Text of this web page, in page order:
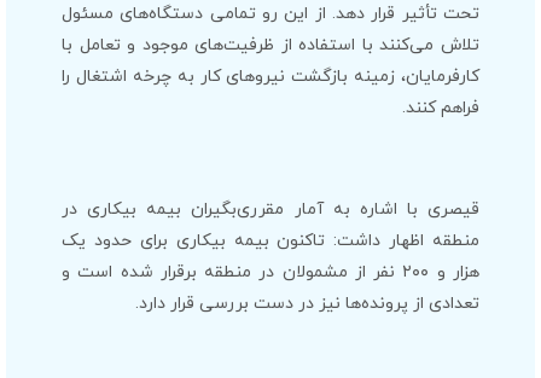
تحت تأثیر قرار دهد. از این رو تمامی دستگاه‌های مسئول
تلاش می‌کنند با استفاده از ظرفیت‌های موجود و تعامل با
کارفرمایان، زمینه بازگشت نیروهای کار به چرخه اشتغال را
فراهم کنند.
قیصری با اشاره به آمار مقرری‌بگیران بیمه بیکاری در
منطقه اظهار داشت: تاکنون بیمه بیکاری برای حدود یک
هزار و ۲۰۰ نفر از مشمولان در منطقه برقرار شده‌ است و
تعدادی از پرونده‌ها نیز در دست بررسی قرار دارد.